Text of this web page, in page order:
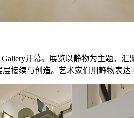
开幕。展览以静物为主题，
接续与创造。艺术家们用静物表达